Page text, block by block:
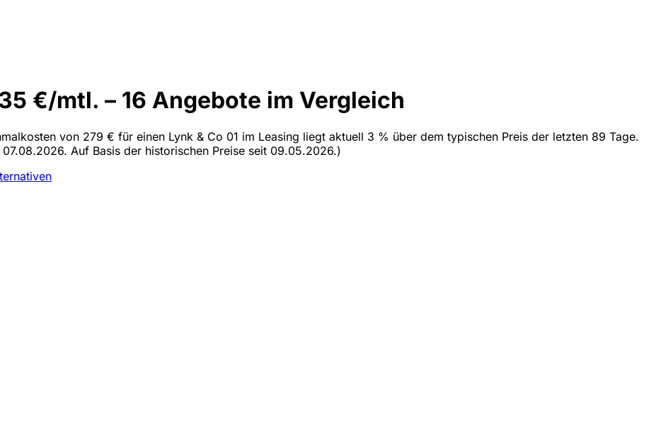
€/mtl. – 16 Angebote im Vergleich
von 279 € für einen Lynk & Co 01 im Leasing liegt aktuell 3 % über dem typischen Preis der letzten 89 Tage.
07.08.2026. Auf Basis der historischen Preise seit 09.05.2026.)